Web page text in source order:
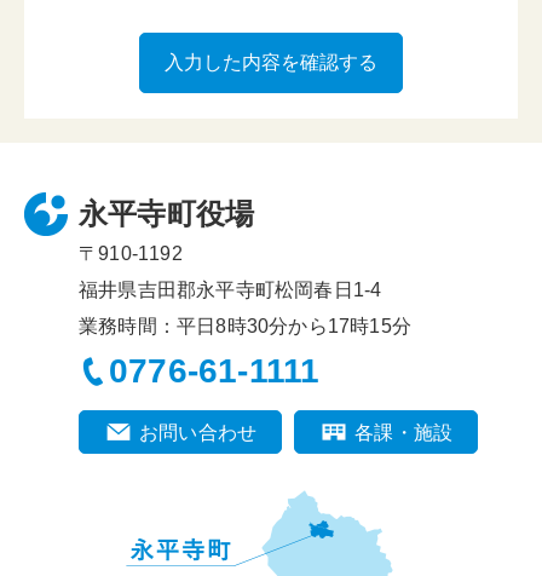
永平寺町役場
〒910-1192
福井県吉田郡永平寺町松岡春日1-4
業務時間：平日8時30分から17時15分
0776-61-1111
お問い合わせ 各課・施設